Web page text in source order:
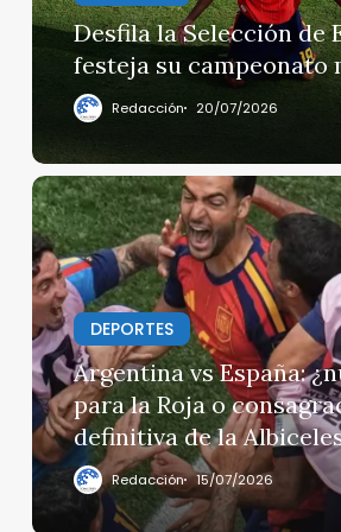
su
campeonato
mundial
Desfila la Selección de
festeja su campeonato
Redacción 20/07/2026
Argentina
vs
España:
¿nueva
era
para
la
Roja
consagración
definitiva
de
DEPORTES
Argentina vs España:
para la Roja o
definitiva de la
Redacción 15/07/2026